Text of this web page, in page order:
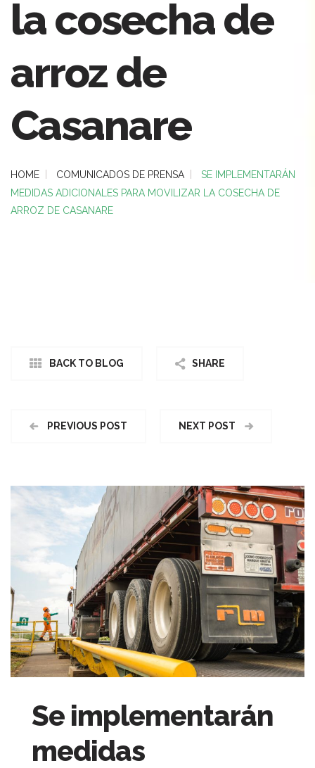
la cosecha de
arroz de
Casanare
HOME COMUNICADOS DE PRENSA
SE IMPLEMENTARÁN
MEDIDAS ADICIONALES PARA MOVILIZAR LA COSECHA DE
ARROZ DE CASANARE
BACK TO BLOG SHARE
PREVIOUS POST NEXT POST
Se implementarán
medidas